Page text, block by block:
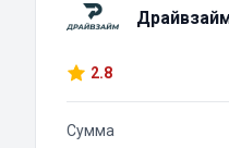
2.8
Сумма